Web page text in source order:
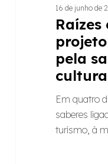
16 de junho de
Raízes
projeto
pela
Em quatro
saberes
turismo, à